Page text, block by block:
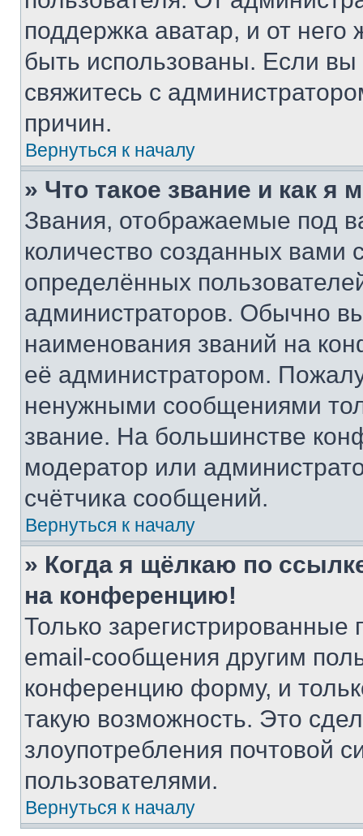
поддержка аватар, и от него
быть использованы. Если
свяжитесь с
причин.
Вернуться к началу
» Что такое звание и как я
Звания, отображаемые под
количество созданных
определённых
администраторов. Обычно
наименования званий на
её администратором.
ненужными сообщениями
звание. На большинстве
модератор или
счётчика сообщений.
Вернуться к началу
» Когда я щёлкаю по
на конференцию!
Только зарегистрированные
email-сообщения другим
конференцию форму, и
такую возможность. Это
злоупотребления почтовой
пользователями.
Вернуться к началу